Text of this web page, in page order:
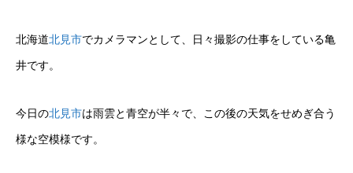
北海道北見市でカメラマンとして、日々撮影の仕事をしている亀
井です。
今日の北見市は雨雲と青空が半々で、この後の天気をせめぎ合う
様な空模様です。